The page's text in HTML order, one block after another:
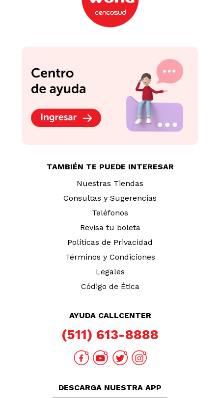
TAMBIÉN TE PUEDE INTERESAR
Nuestras Tiendas
Consultas y Sugerencias
Teléfonos
Revisa tu boleta
Políticas de Privacidad
Términos y Condiciones
Legales
Código de Ética
AYUDA CALLCENTER
(511) 613-8888
DESCARGA NUESTRA APP